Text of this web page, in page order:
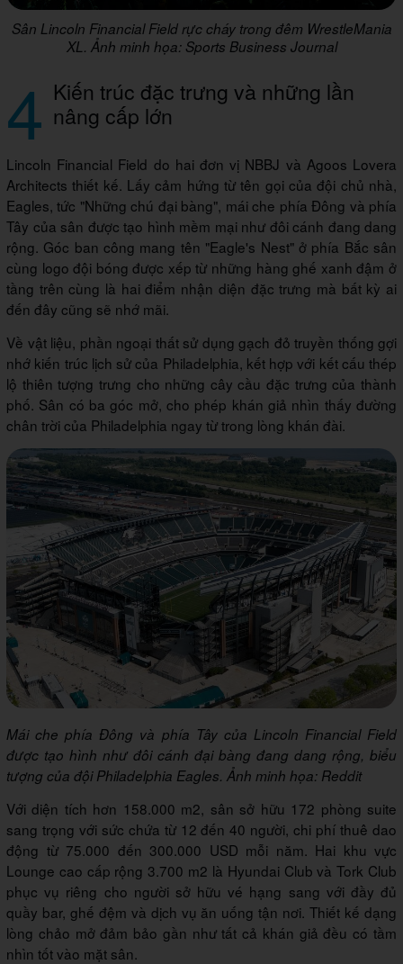
Sân Lincoln Financial Field rực cháy trong đêm WrestleMania
XL. Ảnh minh họa: Sports Business Journal
4 Kiến trúc đặc trưng và những lần
nâng cấp lớn
Lincoln Financial Field do hai đơn vị NBBJ và Agoos Lovera
Architects thiết kế. Lấy cảm hứng từ tên gọi của đội chủ nhà,
Eagles, tức "Những chú đại bàng", mái che phía Đông và phía
Tây của sân được tạo hình mềm mại như đôi cánh đang dang
rộng. Góc ban công mang tên "Eagle's Nest" ở phía Bắc sân
cùng logo đội bóng được xếp từ những hàng ghế xanh đậm ở
tầng trên cùng là hai điểm nhận diện đặc trưng mà bất kỳ ai
đến đây cũng sẽ nhớ mãi.
Về vật liệu, phần ngoại thất sử dụng gạch đỏ truyền thống gợi
nhớ kiến trúc lịch sử của Philadelphia, kết hợp với kết cấu thép
lộ thiên tượng trưng cho những cây cầu đặc trưng của thành
phố. Sân có ba góc mở, cho phép khán giả nhìn thấy đường
chân trời của Philadelphia ngay từ trong lòng khán đài.
Mái che phía Đông và phía Tây của Lincoln Financial Field
được tạo hình như đôi cánh đại bàng đang dang rộng, biểu
tượng của đội Philadelphia Eagles. Ảnh minh họa: Reddit
Với diện tích hơn 158.000 m2, sân sở hữu 172 phòng suite
sang trọng với sức chứa từ 12 đến 40 người, chi phí thuê dao
động từ 75.000 đến 300.000 USD mỗi năm. Hai khu vực
Lounge cao cấp rộng 3.700 m2 là Hyundai Club và Tork Club
phục vụ riêng cho người sở hữu vé hạng sang với đầy đủ
quầy bar, ghế đệm và dịch vụ ăn uống tận nơi. Thiết kế dạng
lòng chảo mở đảm bảo gần như tất cả khán giả đều có tầm
nhìn tốt vào mặt sân.